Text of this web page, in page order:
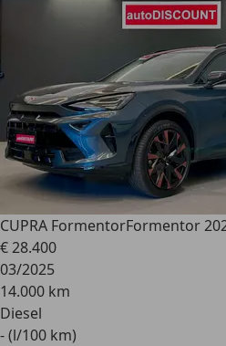
CUPRA FormentorFormentor
€ 28.400
03/2025
14.000 km
Diesel
- (l/100 km)